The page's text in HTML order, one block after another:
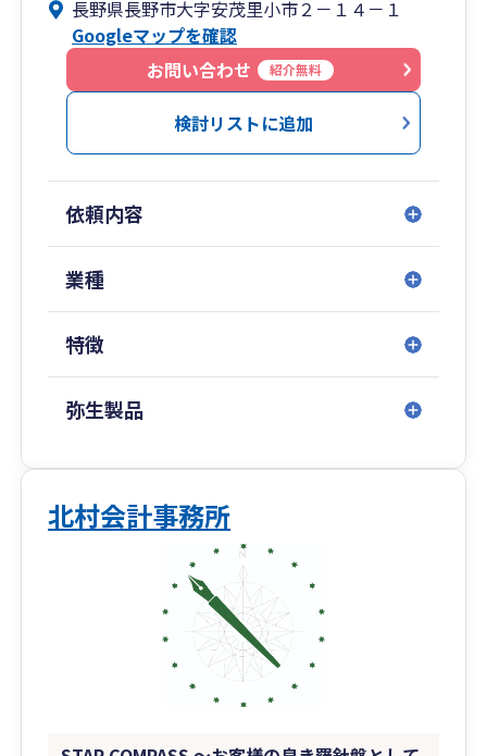
長野県長野市大字安茂里小市２－１４－１
Googleマップを確認
お問い合わせ
紹介無料
検討リストに追加
依頼内容
業種
特徴
弥生製品
北村会計事務所